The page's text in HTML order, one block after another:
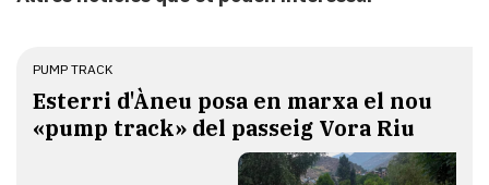
PUMP TRACK
Esterri d'Àneu posa en marxa el nou
«pump track» del passeig Vora Riu